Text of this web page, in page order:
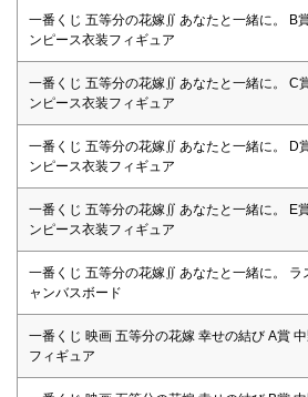
一番くじ 五等分の花嫁∬ あなたと一緒に。 B
ンピース衣装フィギュア
一番くじ 五等分の花嫁∬ あなたと一緒に。 C
ンピース衣装フィギュア
一番くじ 五等分の花嫁∬ あなたと一緒に。 D
ンピース衣装フィギュア
一番くじ 五等分の花嫁∬ あなたと一緒に。 E
ンピース衣装フィギュア
一番くじ 五等分の花嫁∬ あなたと一緒に。 ラ
ャンバスボード
一番くじ 映画 五等分の花嫁 幸せの結び A賞
フィギュア